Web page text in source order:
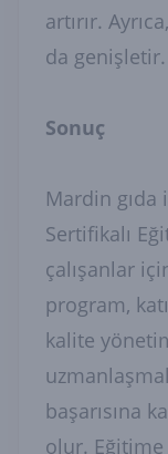
artırır.
da genişletir.
Sonuç
Mardin
Sertifikalı
çalışanlar
program,
kalite
başarısına
olur. Eğitime